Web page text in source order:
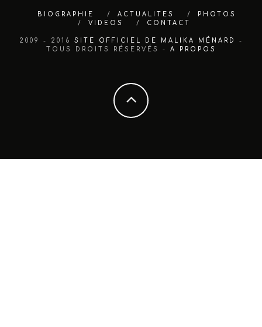
BIOGRAPHIE ACTUALITES
PHOTOS
VIDEOS
CONTACT
2009 - 2016 SITE OFFICIEL DE MALIKA MÉNARD
-
TOUS DROITS RÉSERVÉS - A PROPOS